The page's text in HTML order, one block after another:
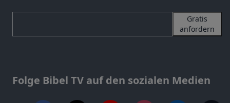
Gratis
anfordern
Folge Bibel TV auf den sozialen Medien